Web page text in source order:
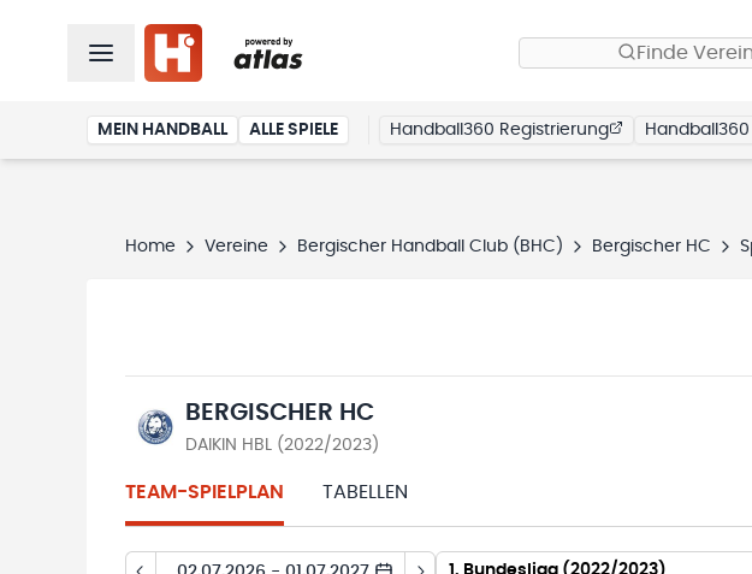
Finde
MEIN HANDBALL ALLE SPIELE Handball360 Registrierung Handball360
Home Vereine Bergischer Handball Club (BHC) Bergischer HC
BERGISCHER HC
DAIKIN HBL (2022/2023)
TEAM-SPIELPLAN TABELLEN
1. Bundesliga (2022/2023)